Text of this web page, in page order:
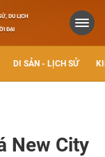
DU LỊCH
ĐẠI
DI SẢN - LỊCH SỬ
New City